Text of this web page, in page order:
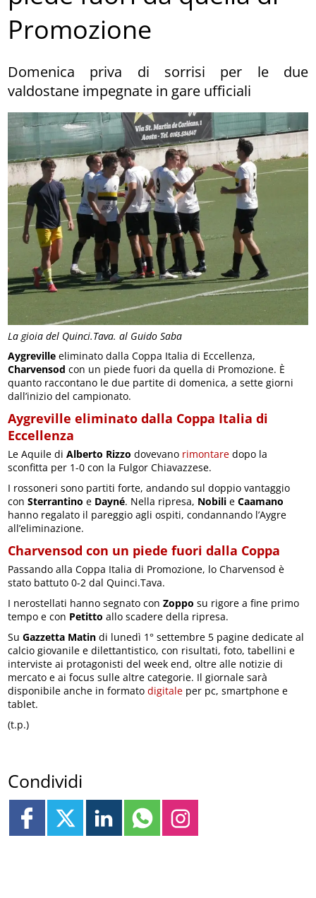
La gioia del Quinci.Tava. al Guido Saba
Promozione
Domenica priva di sorrisi per le due
valdostane impegnate in gare ufficiali
Aygreville eliminato dalla Coppa Italia di Eccellenza,
Charvensod con un piede fuori da quella di Promozione. È
quanto raccontano le due partite di domenica, a sette giorni
dall’inizio del campionato.
Aygreville eliminato dalla Coppa Italia di
Eccellenza
Le Aquile diAlberto Rizzo dovevano rimontare dopo la
sconfitta per 1-0 con la Fulgor Chiavazzese.
I rossoneri sono partiti forte, andando sul doppio vantaggio
conSterrantino e Dayné. Nella ripresa, Nobili eCaamano
hanno regalato il pareggio agli ospiti, condannando l’Aygre
all’eliminazione.
Charvensod con un piede fuori dalla Coppa
Passando alla Coppa Italia di Promozione, lo Charvensod è
stato battuto 0-2 dal Quinci.Tava.
I nerostellati hanno segnato conZoppo su rigore a fine primo
tempo e con Petitto allo scadere della ripresa.
SuGazzetta Matin di lunedì 1° settembre 5 pagine dedicate al
calcio giovanile e dilettantistico, con risultati, foto, tabellini e
interviste ai protagonisti del week end, oltre alle notizie di
mercato e ai focus sulle altre categorie. Il giornale sarà
disponibile anche in formatodigitale per pc, smartphone e
tablet.
(t.p.)
Condividi